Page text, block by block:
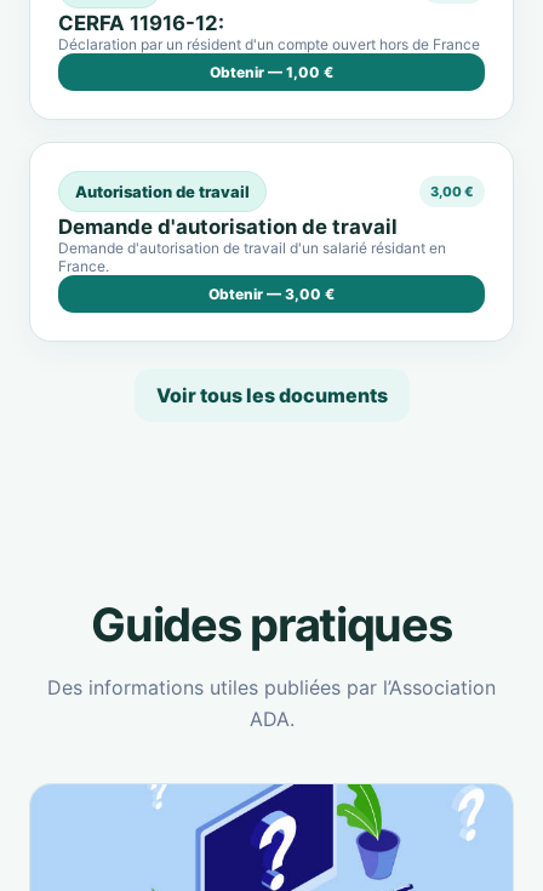
CERFA 11916-12:
Déclaration par un résident d'un compte ouvert hors de France
Obtenir — 1,00 €
Autorisation de travail 3,00 €
Demande d'autorisation de travail
Demande d'autorisation de travail d'un salarié résidant en
France.
Obtenir — 3,00 €
Voir tous les documents
Guides pratiques
Des informations utiles publiées par l’Association
ADA.